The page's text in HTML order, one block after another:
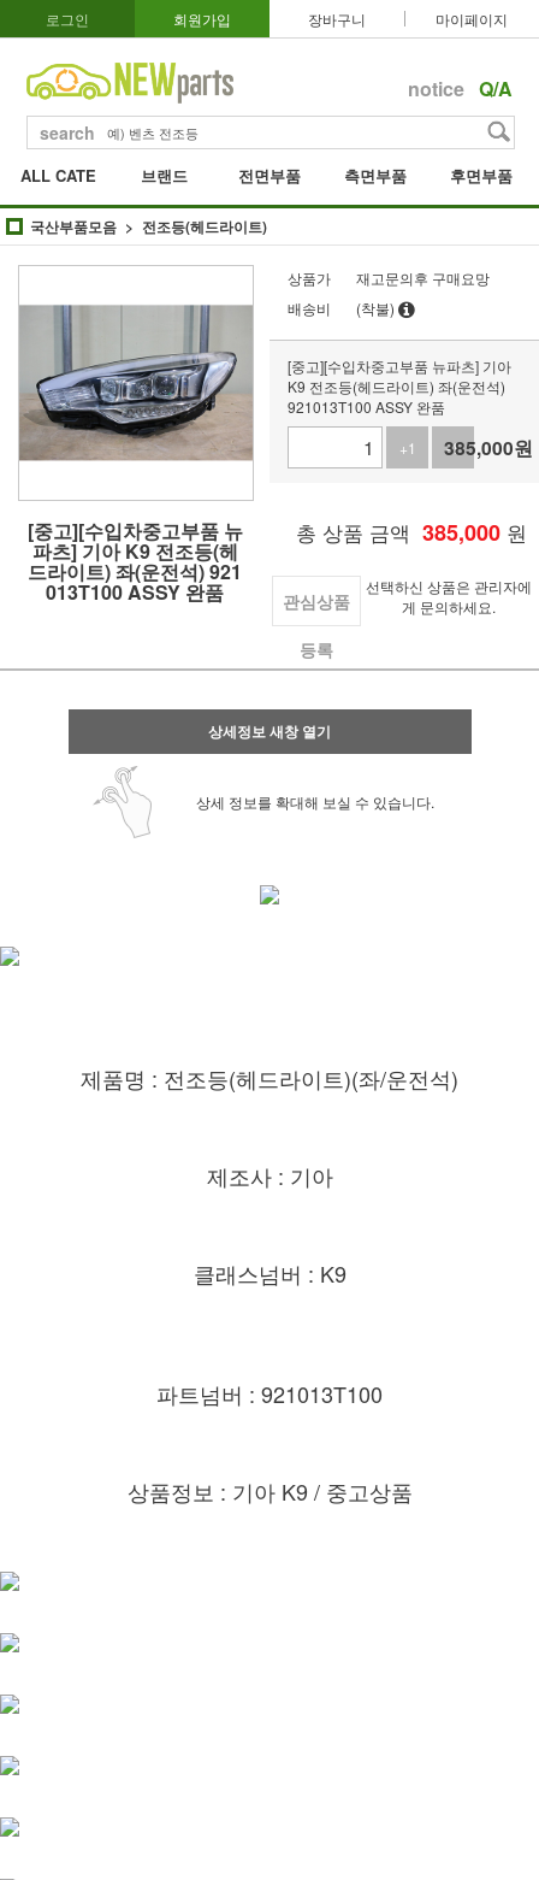
로그인 회원가입 장바구니 마이페이지
notice Q/A
search
ALL CATE 브랜드 전면부품 측면부품 후면부품
국산부품모음 전조등(헤드라이트)
[중고][수입차중고부품 뉴
파츠] 기아 K9 전조등(헤
드라이트) 좌(운전석) 921
013T100 ASSY 완품
상품가
재고문의후 구매요망
배송비
(착불)
[중고][수입차중고부품 뉴파츠] 기아
K9 전조등(헤드라이트) 좌(운전석)
921013T100 ASSY 완품
+1
-1
385,000원
총 상품 금액 385,000 원
관심상품
등록
선택하신 상품은 관리자에
게 문의하세요.
상세정보 새창 열기
상세 정보를 확대해 보실 수 있습니다.
제품명 : 전조등(헤드라이트)(좌/운전석)
제조사 : 기아
클래스넘버 : K9
파트넘버 : 921013T100
상품정보 : 기아 K9 / 중고상품